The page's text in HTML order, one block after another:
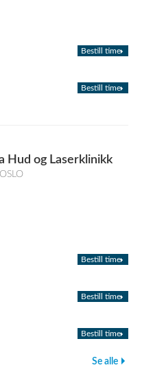
Bestill time
Bestill time
Hud og Laserklinikk
Bestill time
Bestill time
Bestill time
Se alle